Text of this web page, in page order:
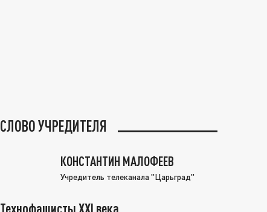
СЛОВО УЧРЕДИТЕЛЯ
КОНСТАНТИН МАЛОФЕЕВ
Учредитель телеканала "Царьград"
Технофашисты XXI века